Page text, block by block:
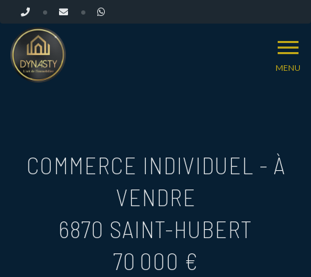
MENU
COMMERCE INDIVIDUEL - À
VENDRE
6870 SAINT-HUBERT
70 000 €